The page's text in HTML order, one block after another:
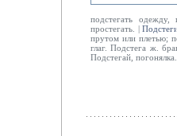
подстегать одежду,
простегать. |
прутом или плетью;
глаг. Подстега ж.
Подстегай,